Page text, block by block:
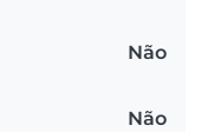
Não
Não